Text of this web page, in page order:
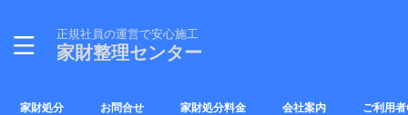
正規社員の運営で安心施工
家財整理センター
家財処分 お問合せ 家財処分料金 会社案内 ご利用